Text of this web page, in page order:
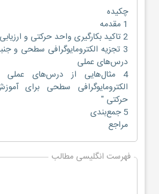
چکیده
1 مقدمه
2 تاکید بکارگیری واحد حرکتی و ارزیابی آن
3 تجزیه الکترومایوگرافی سطحی و
درس‌های عملی
4 مثال‌هایی از درس‌های عملی
الکترومایوگرافی سطحی برای
حرکتی "
5 جمع‌بندی
مراجع
فهرست انگلیسی مطالب